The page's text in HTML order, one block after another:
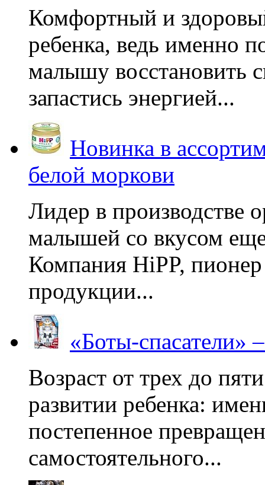
Комфортный и
ребенка, ведь именно
малышу восстановить
запастись энергией...
Новинка в
белой моркови
Лидер в производстве
малышей со вкусом
Компания HiPP, пионер
продукции...
«Боты-спасатели»
Возраст от трех до
развитии ребенка:
постепенное
самостоятельного...